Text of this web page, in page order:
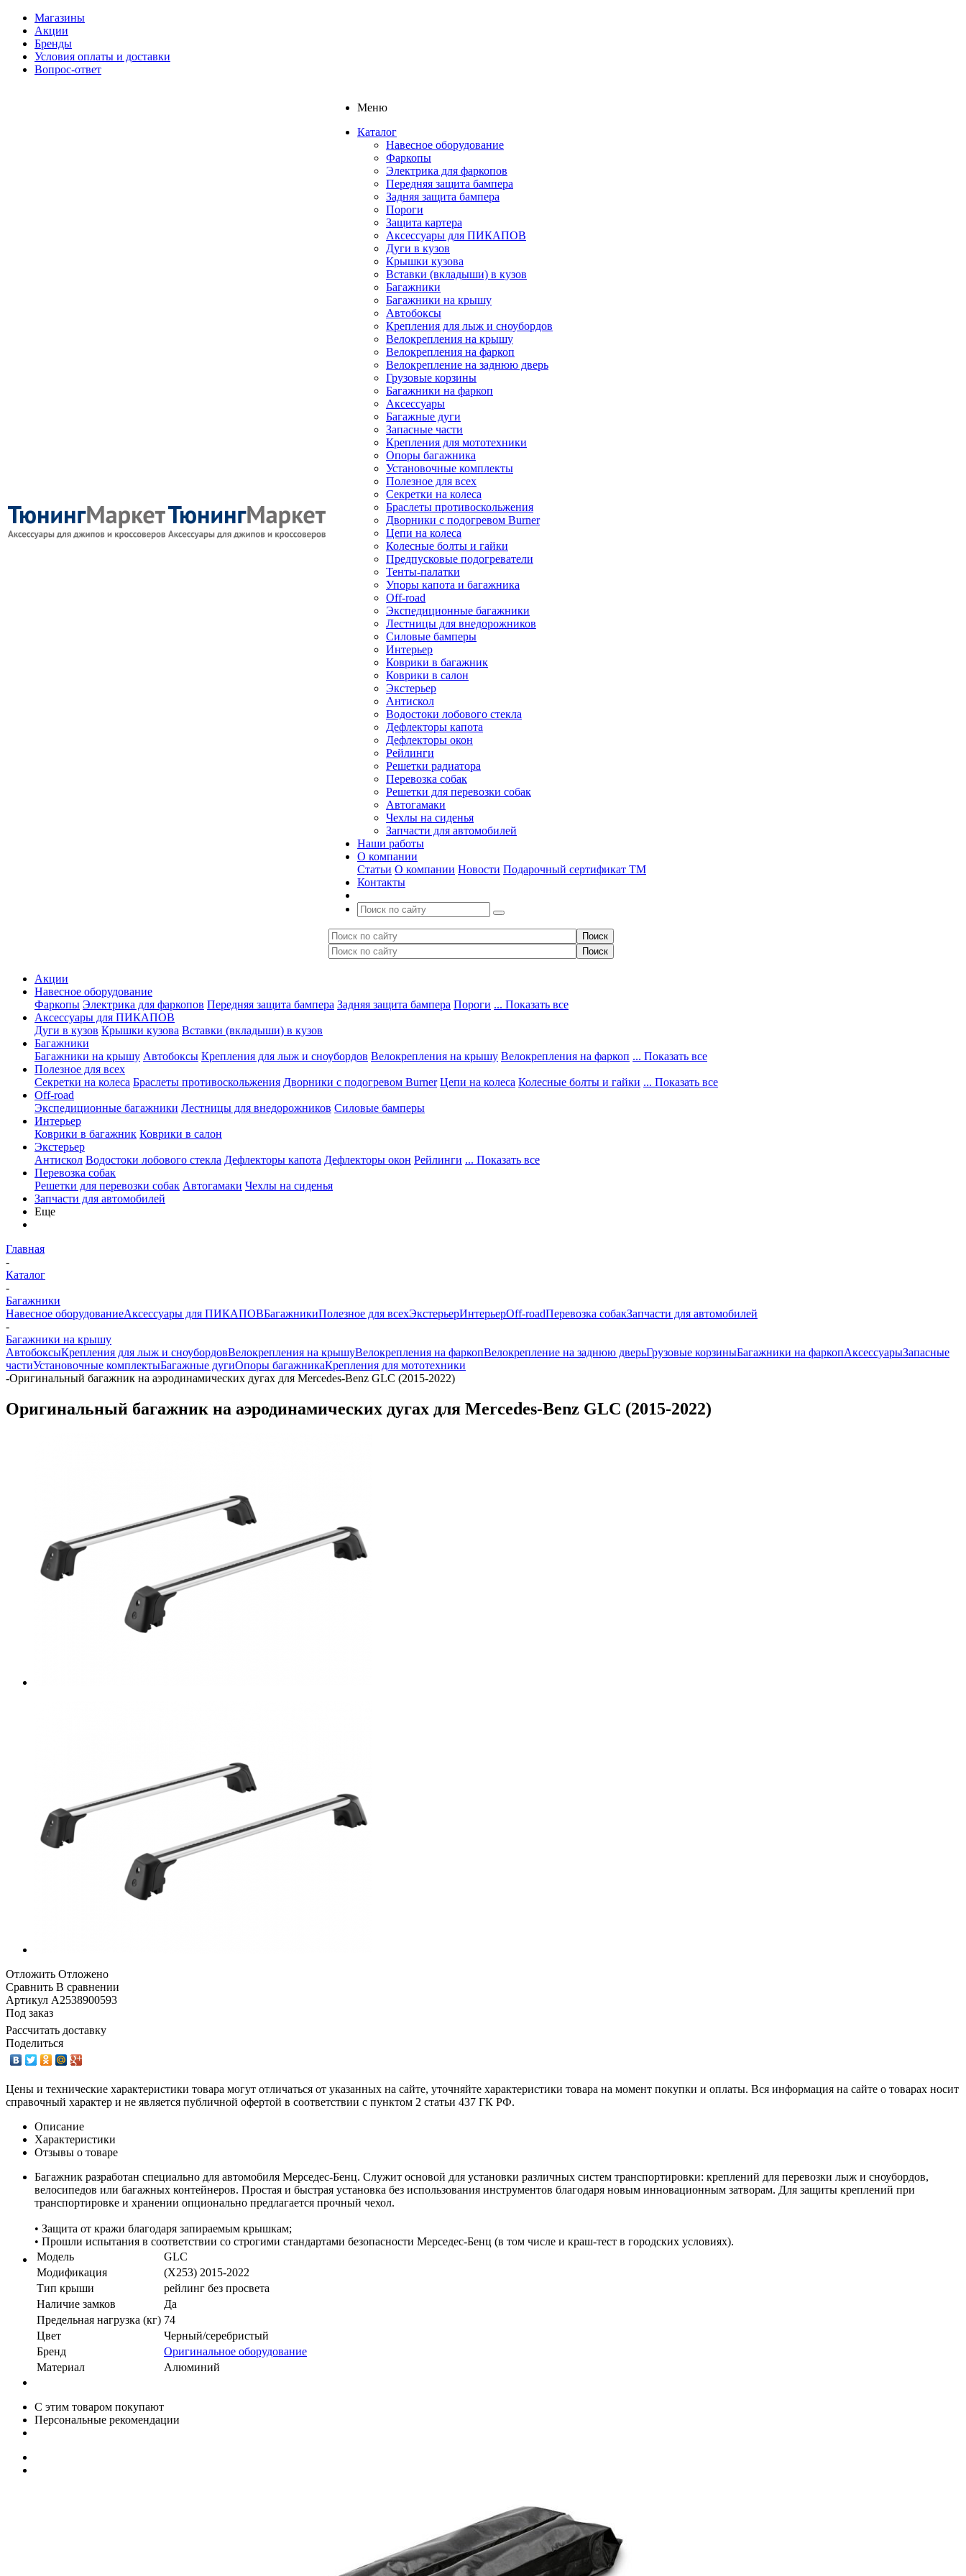
Магазины
Акции
Бренды
Условия оплаты и доставки
Вопрос-ответ
Меню
Каталог
Навесное оборудование
Фаркопы
Электрика для фаркопов
Передняя защита бампера
Задняя защита бампера
Пороги
Защита картера
Аксессуары для ПИКАПОВ
Дуги в кузов
Крышки кузова
Вставки (вкладыши) в кузов
Багажники
Багажники на крышу
Автобоксы
Крепления для лыж и сноубордов
Велокрепления на крышу
Велокрепления на фаркоп
Велокрепление на заднюю дверь
Грузовые корзины
Багажники на фаркоп
Аксессуары
Багажные дуги
Запасные части
Крепления для мототехники
Опоры багажника
Установочные комплекты
Полезное для всех
Секретки на колеса
Браслеты противоскольжения
Дворники с подогревом Burner
Цепи на колеса
Колесные болты и гайки
Предпусковые подогреватели
Тенты-палатки
Упоры капота и багажника
Off-road
Экспедиционные багажники
Лестницы для внедорожников
Силовые бамперы
Интерьер
Коврики в багажник
Коврики в салон
Экстерьер
Антискол
Водостоки лобового стекла
Дефлекторы капота
Дефлекторы окон
Рейлинги
Решетки радиатора
Перевозка собак
Решетки для перевозки собак
Автогамаки
Чехлы на сиденья
Запчасти для автомобилей
Наши работы
О компании
Статьи О компании Новости Подарочный сертификат ТМ
Контакты
Акции
Навесное оборудование
Фаркопы Электрика для фаркопов Передняя защита бампера Задняя защита бампера Пороги ... Показать все
Аксессуары для ПИКАПОВ
Дуги в кузов Крышки кузова Вставки (вкладыши) в кузов
Багажники
Багажники на крышу Автобоксы Крепления для лыж и сноубордов Велокрепления на крышу Велокрепления на фаркоп ... Показать все
Полезное для всех
Секретки на колеса Браслеты противоскольжения Дворники с подогревом Burner Цепи на колеса Колесные болты и гайки ... Показать все
Off-road
Экспедиционные багажники Лестницы для внедорожников Силовые бамперы
Интерьер
Коврики в багажник Коврики в салон
Экстерьер
Антискол Водостоки лобового стекла Дефлекторы капота Дефлекторы окон Рейлинги ... Показать все
Перевозка собак
Решетки для перевозки собак Автогамаки Чехлы на сиденья
Запчасти для автомобилей
Еще
Главная
-
Каталог
-
Багажники
Навесное оборудованиеАксессуары для ПИКАПОВБагажникиПолезное для всехЭкстерьерИнтерьерOff-roadПеревозка собакЗапчасти для автомобилей
-
Багажники на крышу
АвтобоксыКрепления для лыж и сноубордовВелокрепления на крышуВелокрепления на фаркопВелокрепление на заднюю дверьГрузовые корзиныБагажники на фаркопАксессуарыЗапасные
частиУстановочные комплектыБагажные дугиОпоры багажникаКрепления для мототехники
-Оригинальный багажник на аэродинамических дугах для Mercedes-Benz GLC (2015-2022)
Оригинальный багажник на аэродинамических дугах для Mercedes-Benz GLC (2015-2022)
Отложить Отложено
Сравнить В сравнении
Артикул A2538900593
Под заказ
Рассчитать доставку
Поделиться
Цены и технические характеристики товара могут отличаться от указанных на сайте, уточняйте характеристики товара на момент покупки и оплаты. Вся информация на сайте о товарах носит
справочный характер и не является публичной офертой в соответствии с пунктом 2 статьи 437 ГК РФ.
Описание
Характеристики
Отзывы о товаре
Багажник разработан специально для автомобиля Мерседес-Бенц. Служит основой для установки различных систем транспортировки: креплений для перевозки лыж и сноубордов,
велосипедов или багажных контейнеров. Простая и быстрая установка без использования инструментов благодаря новым инновационным затворам. Для защиты креплений при
транспортировке и хранении опционально предлагается прочный чехол.
• Защита от кражи благодаря запираемым крышкам;
• Прошли испытания в соответствии со строгими стандартами безопасности Мерседес-Бенц (в том числе и краш-тест в городских условиях).
Модель
GLC
Модификация
(X253) 2015-2022
Тип крыши
рейлинг без просвета
Наличие замков
Да
Предельная нагрузка (кг) 74
Цвет
Черный/серебристый
Бренд
Оригинальное оборудование
Материал
Алюминий
С этим товаром покупают
Персональные рекомендации